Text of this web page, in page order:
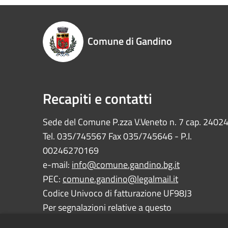
Comune di Gandino
Recapiti e contatti
Sede del Comune P.zza V.Veneto n. 7 cap. 24024
Tel. 035/745567 Fax 035/745646 - P.I.
00246270169
e-mail: info@comune.gandino.bg.it
PEC: comune.gandino@legalmail.it
Codice Univoco di fatturazione UF98J3
Per segnalazioni relative a questo